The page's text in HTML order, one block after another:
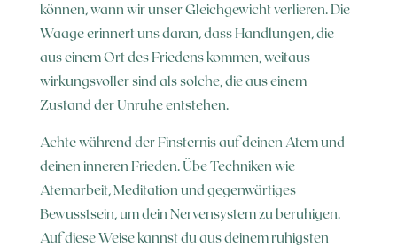
können, wann wir unser Gleichgewicht verlieren. Die
Waage erinnert uns daran, dass Handlungen, die
aus einem Ort des Friedens kommen, weitaus
wirkungsvoller sind als solche, die aus einem
Zustand der Unruhe entstehen.
Achte während der Finsternis auf deinen Atem und
deinen inneren Frieden. Übe Techniken wie
Atemarbeit, Meditation und gegenwärtiges
Bewusstsein, um dein Nervensystem zu beruhigen.
Auf diese Weise kannst du aus deinem ruhigsten